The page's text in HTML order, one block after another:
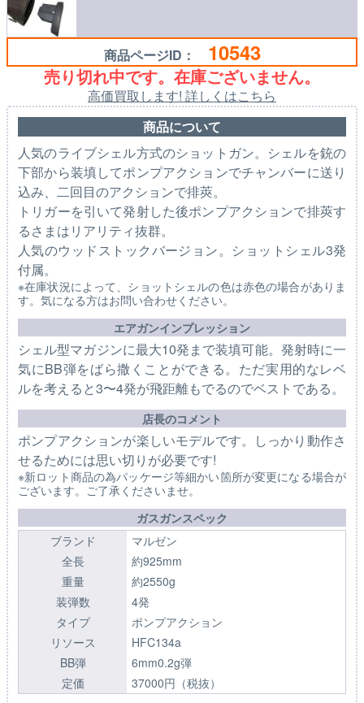
商品ページID： 10543
売り切れ中です。在庫ございません。
高価買取します! 詳しくはこちら
商品について
人気のライブシェル方式のショットガン。シェルを銃の
下部から装填してポンプアクションでチャンバーに送り
込み、二回目のアクションで排莢。
トリガーを引いて発射した後ポンプアクションで排莢す
るさまはリアリティ抜群。
人気のウッドストックバージョン。ショットシェル3発
付属。
※在庫状況によって、ショットシェルの色は赤色の場合がありま
す。気になる方はお問い合わせください。
エアガンインプレッション
シェル型マガジンに最大10発まで装填可能。発射時に一
気にBB弾をばら撒くことができる。ただ実用的なレベ
ルを考えると3〜4発が飛距離もでるのでベストである。
店長のコメント
ポンプアクションが楽しいモデルです。しっかり動作さ
せるためには思い切りが必要です!
※新ロット商品の為パッケージ等細かい箇所が変更になる場合が
ございます。ご了承くださいませ。
ガスガンスペック
ブランド
マルゼン
全長
約925mm
重量
約2550g
装弾数
4発
タイプ
ポンプアクション
リソース
HFC134a
BB弾
6mm0.2g弾
定価
37000円（税抜）